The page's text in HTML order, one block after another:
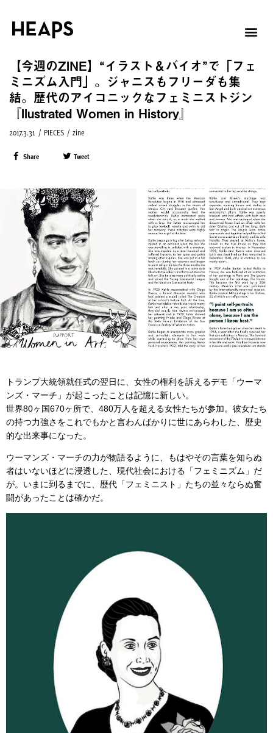
【今週のZINE】“イラスト＆バイオ”で「フェ
ミニズム入門」。ジャニスもフリーダも集
結。歴代のアイコニックなフェミニストジン
『Ilustrated Women in History』
2017.3.31 / PIECES / zine
Share Tweet
トランプ大統領就任式の翌日に、女性の権利を訴えるデモ「ウーマ
ンズ・マーチ」が起こったことは記憶に新しい。
世界80ヶ国670ヶ所で、480万人を超える女性たちが参加。彼女たち
の持つ力強さをこれでもかと言わんばかりに世にあらわした、歴史
的な出来事になった。
ウーマンズ・マーチの力が物語るように、もはやその言葉を知らぬ
者はいないほどに浸透した、現代社会における「フェミニズム」だ
が。いまに到るまでに、歴代「フェミニスト」たちの並々ならぬ奮
闘があったことは確かだ。